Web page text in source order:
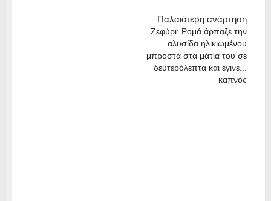
Παλαιότερη ανάρτηση
Ζεφύρι: Ρομά άρπαξε την
αλυσίδα ηλικιωμένου
μπροστά στα μάτια του σε
δευτερόλεπτα και έγινε...
καπνός